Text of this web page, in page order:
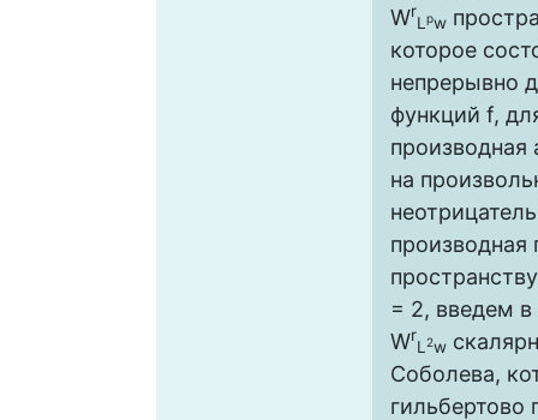
Wr
Lpw
которое
непрерывно
функций f,
на
производная
= 2, введем в
Wr
L2w
Соболева,
гильбертово